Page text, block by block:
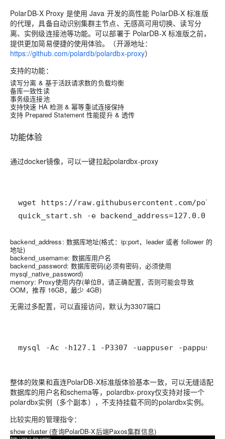
PolarDB-X Proxy 是使用 Java 开发的高性能 PolarDB-X 标准版
的代理，具备自动识别集群主节点、无感高可用切换、读写分
离、实例级连接池等功能。可以部署于 PolarDB-X 标准版之前，
提供更加简易便捷的使用体验。（开源地址：
https://github.com/polardb/polardbx-proxy）
支持的功能：
读写分离 & 基于活跃请求数的负载均衡
备库一致性读
事务级连接池
支持快速 HA 检测 & 幂等重试连接保持
支持 Prepared Statement 性能提升 & 透传
功能体验
通过docker镜像，可以一键拉起polardbx-proxy
quick_start.sh -e
backend_address: 数据库地址(格式：ip:port，leader 或者 follower 的
地址)
backend_username: 数据库用户名
backend_password: 数据库密码(必须有密码，必须使用
mysql_native_password)
memory: Proxy使用内存(单位B，请正确配置，否则可能会导致
OOM，推荐 16GB，最少 4GB)
无需过多配置，可以直接访问，默认为3307端口
mysql -Ac -h127.1 -P3307 -uappuser -pappuser
整体的效果和直连PolarDB-X标准版体验基本一致，可以无缝适配
数据库的用户名和schema等，polardbx-proxy仅支持对接一个
polardbx实例（多个副本），不支持挂载不同的polardbx实例。
比较实用的管理指令：
show cluster (查询PolarDB-X后端Paxos集群信息)